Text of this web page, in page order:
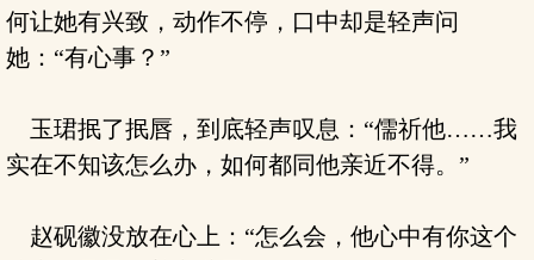
何让她有兴致，动作不停，口中却是轻声问
她：“有心事？”
玉珺抿了抿唇，到底轻声叹息：“儒祈他……我
实在不知该怎么办，如何都同他亲近不得。”
赵砚徽没放在心上：“怎么会，他心中有你这个